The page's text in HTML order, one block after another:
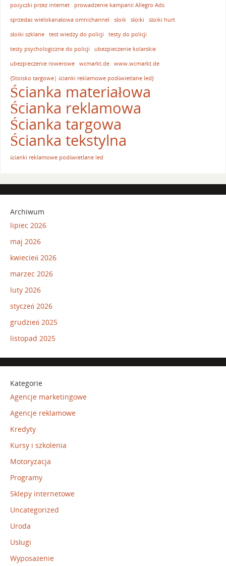
pożyczki przez internet prowadzenie kampanii Allegro Ads
sprzedaż wielokanałowa omnichannel słoik słoiki słoiki hurt
słoiki szklane test wiedzy do policji testy do policji
testy psychologiczne do policji ubezpieczenie kolarskie
ubezpieczenie rowerowe wcmarkt.de www.wcmarkt.de
{Stoisko targowe| ścianki reklamowe podświetlane led}
Ścianka materiałowa
Ścianka reklamowa
Ścianka targowa
Ścianka tekstylna
ścianki reklamowe podświetlane led
Archiwum
lipiec 2026
maj 2026
kwiecień 2026
marzec 2026
luty 2026
styczeń 2026
grudzień 2025
listopad 2025
Kategorie
Agencje marketingowe
Agencje reklamowe
Kredyty
Kursy i szkolenia
Motoryzacja
Programy
Sklepy internetowe
Uncategorized
Uroda
Usługi
Wyposażenie